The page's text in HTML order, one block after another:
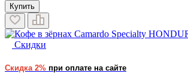
Купить
Скидки
Скидка 2% при оплате на сайте